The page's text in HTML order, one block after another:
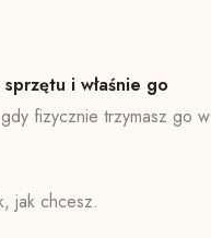
i właśnie go
fizycznie trzymasz go w
jak chcesz.